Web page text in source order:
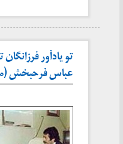
تو یادآور
عباس فرحبخش